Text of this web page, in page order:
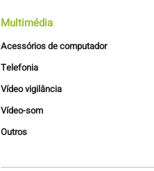
Multimédia
Acessórios de computador
Telefonia
Vídeo vigilância
Vídeo-som
Outros